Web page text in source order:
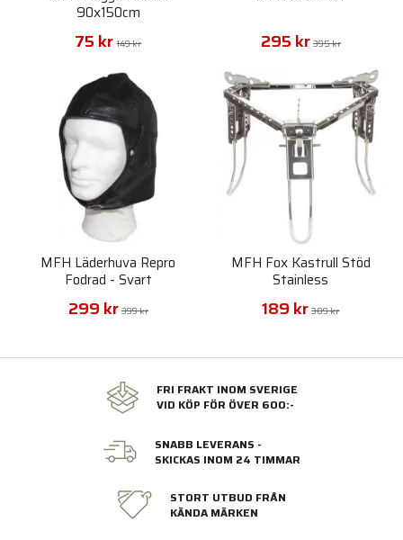
90x150cm
75 kr 149 kr 295 kr 395 kr
MFH Läderhuva Repro
Fodrad - Svart
299 kr 399 kr
MFH Fox Kastrull Stöd
Stainless
189 kr 389 kr
FRI FRAKT INOM SVERIGE
VID KÖP FÖR ÖVER 600:-
SNABB LEVERANS -
SKICKAS INOM 24 TIMMAR
STORT UTBUD FRÅN
KÄNDA MÄRKEN